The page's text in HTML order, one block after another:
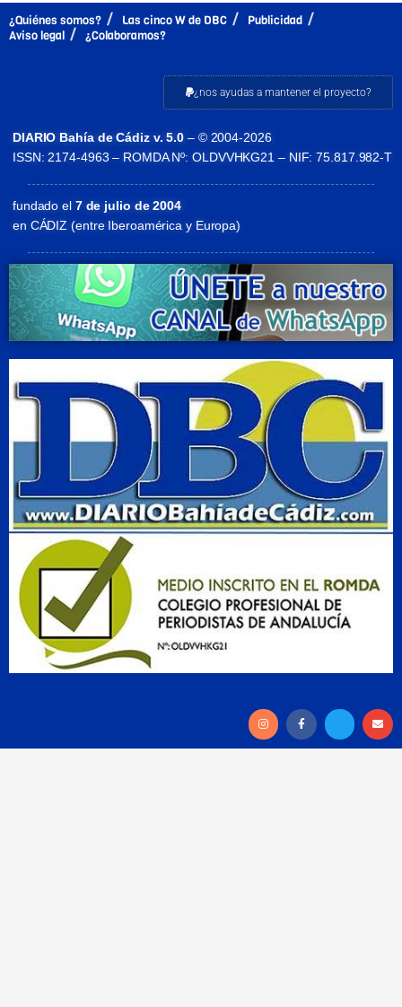
¿Quiénes somos? Las cinco W de DBC
Publicidad
Aviso legal
¿Colaboramos?
¿nos ayudas a mantener el proyecto?
DIARIO Bahía de Cádiz v. 5.0 – © 2004-2026
ISSN: 2174-4963 – ROMDA Nº: OLDVVHKG21 – NIF: 75.817.982-T
fundado el7 de julio de 2004
en CÁDIZ (entre Iberoamérica y Europa)